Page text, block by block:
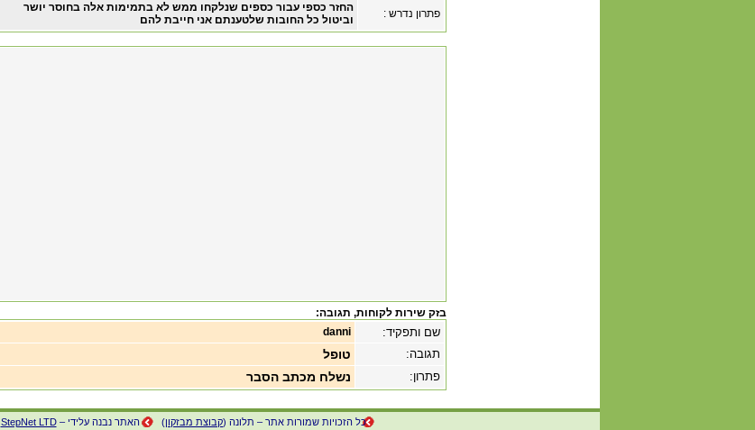
החזר כספי עבור כספים שנלקחו ממש לא בתמימות אלה בחוסר יושר
וביטול כל החובות שלטענתם אני חייבת להם
פתרון נדרש :
בזק שירות לקוחות, תגובה:
danni
שם ותפקיד:
טופל תגובה:
נשלח מכתב הסבר פתרון:
כל הזכויות שמורות אתר – תלונה (קבוצת מבזקון) האתר נבנה עלידי –StepNet LTD